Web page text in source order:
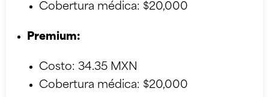
Cobertura médica: $20,000
Premium:
Costo: 34.35 MXN
Cobertura médica: $20,000